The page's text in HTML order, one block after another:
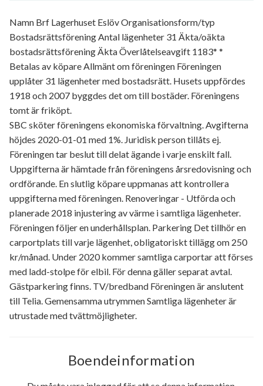
Namn Brf Lagerhuset Eslöv Organisationsform/typ
Bostadsrättsförening Antal lägenheter 31 Äkta/oäkta
bostadsrättsförening Äkta Överlåtelseavgift 1183* *
Betalas av köpare Allmänt om föreningen Föreningen
upplåter 31 lägenheter med bostadsrätt. Husets uppfördes
1918 och 2007 byggdes det om till bostäder. Föreningens
tomt är friköpt.
SBC sköter föreningens ekonomiska förvaltning. Avgifterna
höjdes 2020-01-01 med 1%. Juridisk person tillåts ej.
Föreningen tar beslut till delat ägande i varje enskilt fall.
Uppgifterna är hämtade från föreningens årsredovisning och
ordförande. En slutlig köpare uppmanas att kontrollera
uppgifterna med föreningen. Renoveringar - Utförda och
planerade 2018 injustering av värme i samtliga lägenheter.
Föreningen följer en underhållsplan. Parkering Det tillhör en
carportplats till varje lägenhet, obligatoriskt tillägg om 250
kr/månad. Under 2020 kommer samtliga carportar att förses
med ladd-stolpe för elbil. För denna gäller separat avtal.
Gästparkering finns. TV/bredband Föreningen är anslutent
till Telia. Gemensamma utrymmen Samtliga lägenheter är
utrustade med tvättmöjligheter.
Boendeinformation